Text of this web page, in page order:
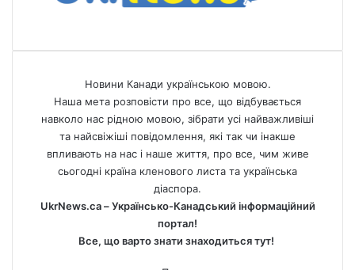
Новини Канади українською мовою.
Наша мета розповісти про все, що відбувається
навколо нас рідною мовою, зібрати усі найважливіші
та найсвіжіші повідомлення, які так чи інакше
впливають на нас і наше життя, про все, чим живе
сьогодні країна кленового листа та українська
діаспора.
UkrNews.ca – Українсько-Канадський інформаційний
портал!
Все, що варто знати знаходиться тут!